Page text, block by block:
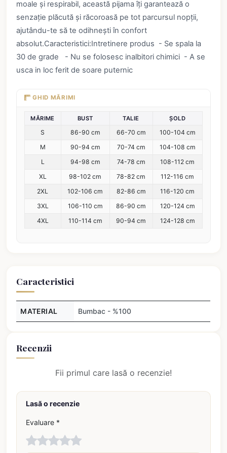
moale și respirabil, această pijama îți garantează o
senzație plăcută și răcoroasă pe tot parcursul nopții,
ajutându-te să te odihnești în confort
absolut.Caracteristici:Intretinere produs - Se spala la
30 de grade - Nu se folosesc inalbitori chimici - A se
usca in loc ferit de soare puternic
GHID MĂRIMI
MĂRIME BUST TALIE ȘOLD
S 86-90 cm 66-70 cm
100-104 cm
M
90-94 cm 70-74 cm
104-108 cm
L
94-98 cm 74-78 cm
108-112 cm
XL
98-102 cm 78-82 cm
112-116 cm
2XL
102-106 cm 82-86 cm
116-120 cm
3XL
106-110 cm 86-90 cm
120-124 cm
4XL
110-114 cm 90-94 cm 124-128 cm
Caracteristici
MATERIAL Bumbac - %100
Recenzii
Fii primul care lasă o recenzie!
Lasă o recenzie
Evaluare *